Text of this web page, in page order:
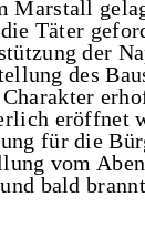
Marstall
Täter
der
des
eröffnet
für die
vom
bald